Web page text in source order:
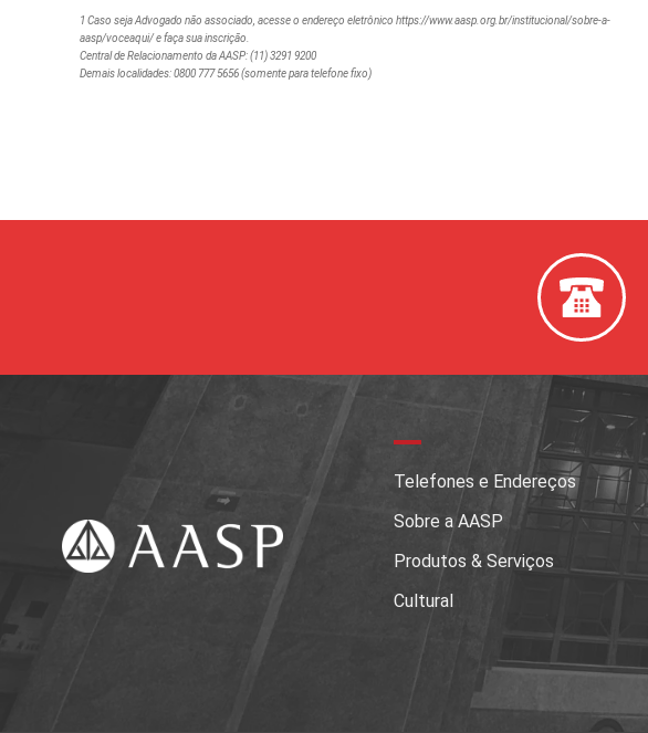
1 Caso seja Advogado não associado, acesse o endereço eletrônico https://www.aasp.org.br/institucional/sobre-a-
aasp/voceaqui/ e faça sua inscrição.
Central de Relacionamento da AASP: (11) 3291 9200
Demais localidades: 0800 777 5656 (somente para telefone fixo)
Telefones e Endereços
Sobre a AASP
Produtos & Serviços
Cultural